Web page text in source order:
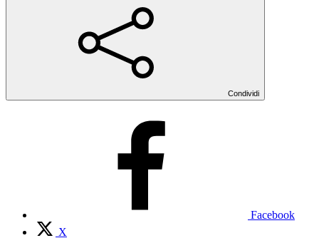
Condividi
Facebook
X